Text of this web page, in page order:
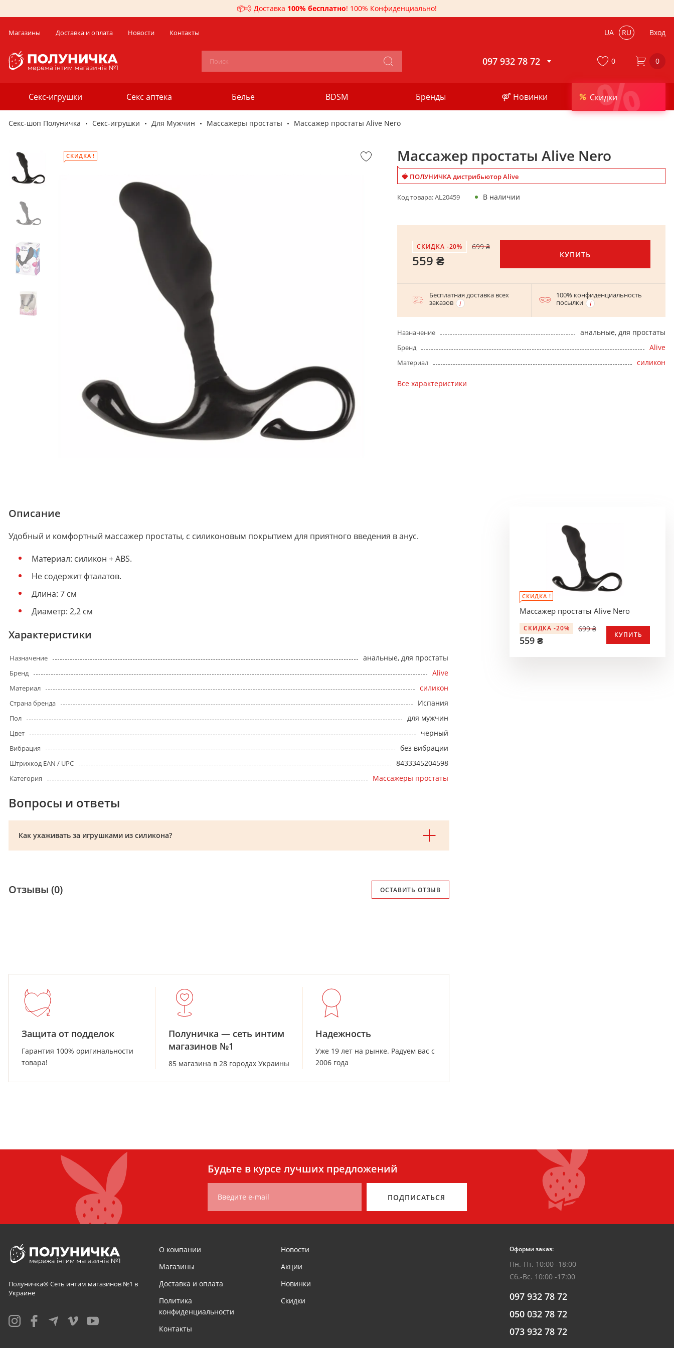
📦💨 Доставка 100% бесплатно! 100% Конфиденциально!
Магазины Доставка и оплата Новости Контакты UA RU Вход
097 932 78 72 0
Секс-игрушки Секс аптека Белье BDSM Бренды ⚤ Новинки %
Скидки
0
Секс-шоп Полуничка Секс-игрушки Для Мужчин Массажеры простаты Массажер простаты Alive Nero
СКИДКА ! Массажер простаты Alive Nero
🍓 ПОЛУНИЧКА дистрибьютор Alive
Код товара:AL20459 В наличии
СКИДКА -20% 699 ₴
559 ₴ КУПИТЬ
Бесплатная доставка всех
заказов
100% конфиденциальность
посылки
Назначение анальные, для простаты
Бренд Alive
Материал силикон
Все характеристики
Описание
Удобный и комфортный массажер простаты, с силиконовым покрытием для приятного введения в анус.
Материал: силикон + ABS.
Не содержит фталатов.
Длина: 7 см
Диаметр: 2,2 см
Характеристики
Назначение анальные, для простаты
Бренд Alive
Материал силикон
Страна бренда Испания
Пол для мужчин
Цвет черный
Вибрация без вибрации
Штрихкод EAN / UPC 8433345204598
Категория Массажеры простаты
Вопросы и ответы
Как ухаживать за игрушками из силикона?
Отзывы (0) ОСТАВИТЬ ОТЗЫВ
СКИДКА !
Массажер простаты Alive Nero
СКИДКА -20% 699 ₴
559 ₴ КУПИТЬ
Защита от подделок
Гарантия 100% оригинальности
товара!
Полуничка — сеть интим
магазинов №1
85 магазина в 28 городах Украины
Надежность
Уже 19 лет на рынке. Радуем вас с
2006 года
Будьте в курсе лучших предложений
Введите e-mail ПОДПИСАТЬСЯ
Полуничка® Сеть интим магазинов №1 в
Украине
О компании
Магазины
Доставка и оплата
Политика
конфиденциальности
Контакты
Новости
Акции
Новинки
Скидки
Оформи заказ:
Пн.-Пт. 10:00 -18:00
Сб.-Вс. 10:00 -17:00
097 932 78 72
050 032 78 72
073 932 78 72